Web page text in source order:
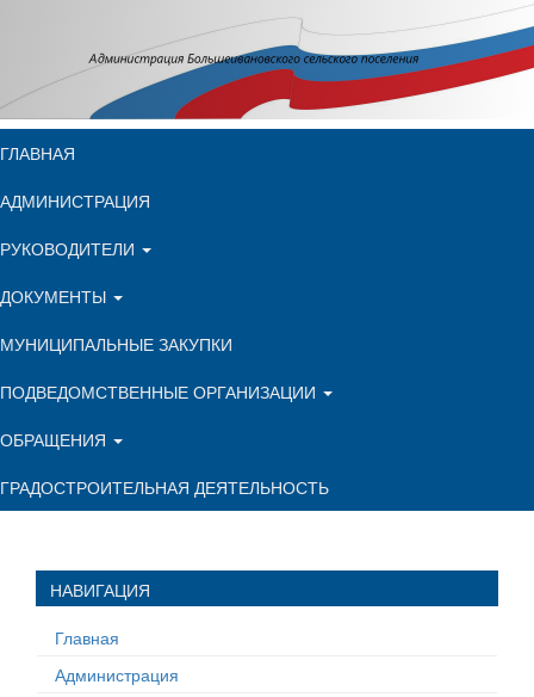
ГЛАВНАЯ
АДМИНИСТРАЦИЯ
РУКОВОДИТЕЛИ
ДОКУМЕНТЫ
МУНИЦИПАЛЬНЫЕ ЗАКУПКИ
ПОДВЕДОМСТВЕННЫЕ ОРГАНИЗАЦИИ
ОБРАЩЕНИЯ
ГРАДОСТРОИТЕЛЬНАЯ ДЕЯТЕЛЬНОСТЬ
НАВИГАЦИЯ
Главная
Администрация